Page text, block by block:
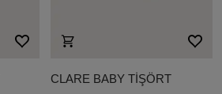
CLARE BABY TİŞÖRT